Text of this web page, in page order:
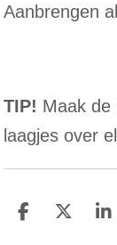
Aanbrengen
TIP! Maak de
laagjes over
D
D
S